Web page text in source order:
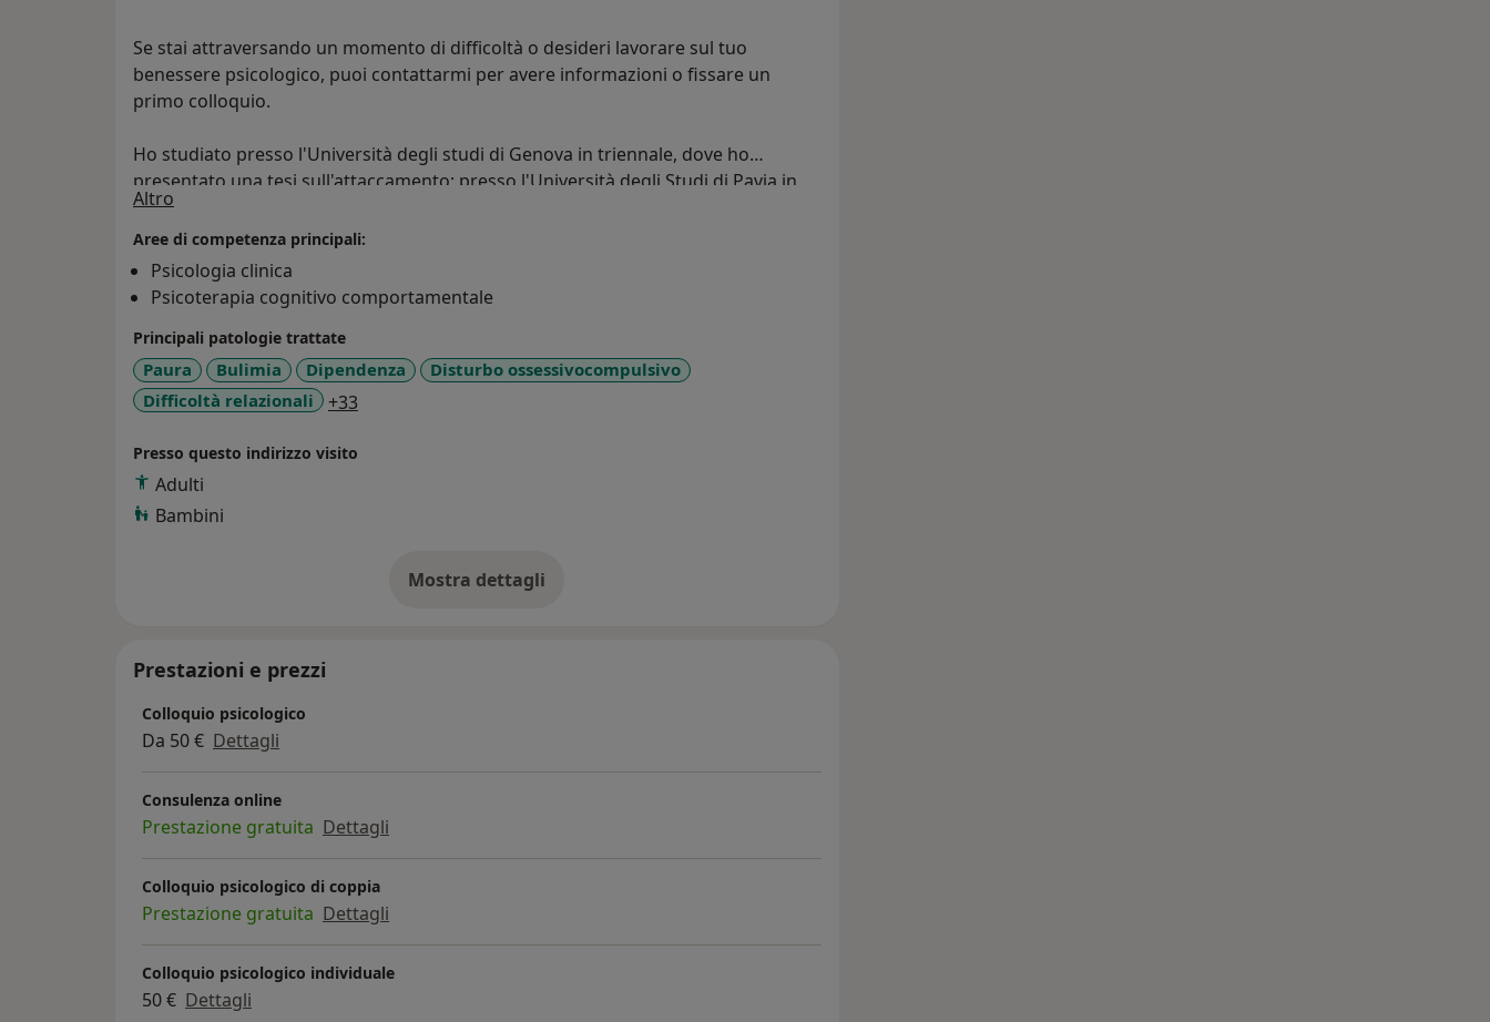
Se stai attraversando un momento di difficoltà o desideri lavorare sul tuo
benessere psicologico, puoi contattarmi per avere informazioni o fissare un
primo colloquio.
Ho studiato presso l'Università degli studi di Genova in triennale, dove ho
presentato una tesi sull'attaccamento; presso l'Università degli Studi di Pavia in
magistrale di Psicologia Clinica, dove ho presentato una tesi sulla psicologia
dell'invecchiamento e la prosocialità; presso la Scuola di Specializzazione di "Studi
Altro
Aree di competenza principali:
Psicologia clinica
Psicoterapia cognitivo comportamentale
Principali patologie trattate
Paura Bulimia Dipendenza
Disturbo ossessivocompulsivo
Difficoltà relazionali
+33
Presso questo indirizzo visito
Adulti
Bambini
Mostra dettagli
sull'esperienza
Prestazioni e prezzi
Colloquio psicologico
Da 50 € Dettagli
Consulenza online
Prestazione gratuita Dettagli
Colloquio psicologico di coppia
Prestazione gratuita Dettagli
Colloquio psicologico individuale
50 € Dettagli